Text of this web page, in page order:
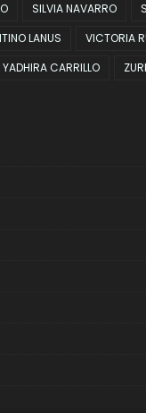
SILVIA NAVARRO
LANUS
VICTORIA
YADHIRA CARRILLO